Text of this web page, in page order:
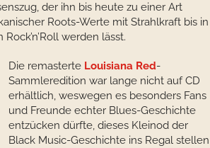
der ihn bis heute zu einer Art
Roots-Werte mit Strahlkraft bis in
werden lässt.
Die remasterte Louisiana Red-
Sammleredition war lange nicht auf CD
erhältlich, weswegen es besonders Fans
und Freunde echter Blues-Geschichte
entzücken dürfte, dieses Kleinod der
Black Music-Geschichte ins Regal stellen